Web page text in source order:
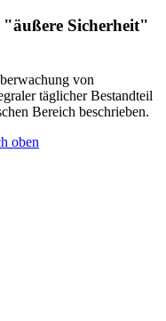
"äußere Sicherheit"
von
täglicher Bestandteil
Bereich beschrieben.
oben